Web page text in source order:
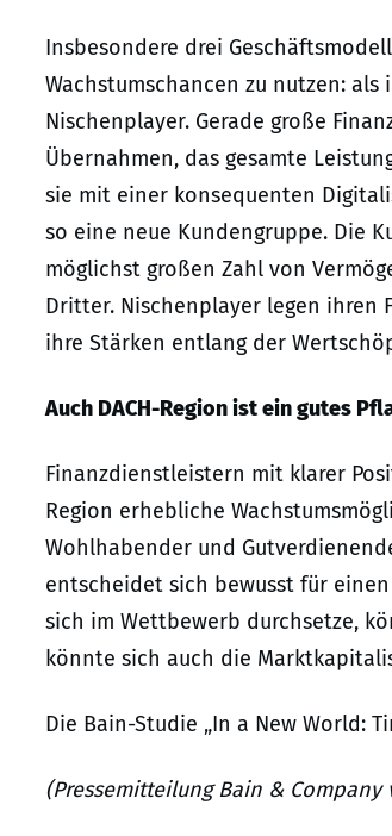
Insbesondere drei
Wachstumschancen zu nutzen:
Nischenplayer. Gerade große
Übernahmen, das gesamte
sie mit einer konsequenten
so eine neue Kundengruppe. Die
möglichst großen Zahl von
Dritter. Nischenplayer legen ihren
ihre Stärken entlang der
Auch DACH-Region ist ein gutes
Finanzdienstleistern mit klarer
Region erhebliche
Wohlhabender und
entscheidet sich bewusst für
sich im Wettbewerb durchsetze,
könnte sich auch die
Die Bain-Studie „In a New World:
(Pressemitteilung Bain & Company